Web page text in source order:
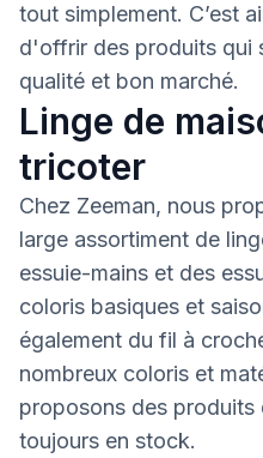
tout simplement. C’est
d'offrir des produits qui
qualité et bon marché.
Linge de
tricoter
Chez Zeeman, nous
large assortiment de
essuie-mains et des
coloris basiques et
également du fil à
nombreux coloris et
proposons des
toujours en stock.